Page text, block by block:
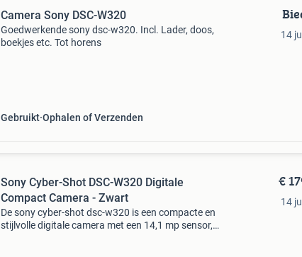
Camera Sony DSC-W320
Goedwerkende sony dsc-w320. Incl. Lader, doos,
boekjes etc. Tot horens
Gebruikt Ophalen of Verzenden
14
Sony Cyber-Shot DSC-W320 Digitale
Compact Camera - Zwart
De sony cyber-shot dsc-w320 is een compacte en
stijlvolle digitale camera met een 14,1 mp sensor,
€
14